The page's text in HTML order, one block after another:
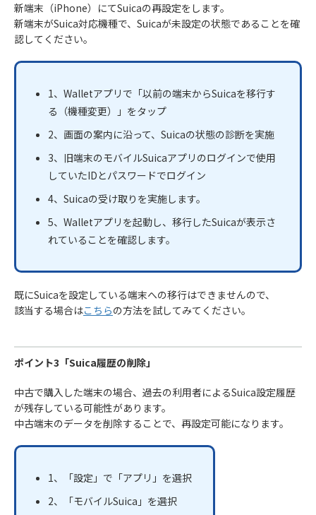
新端末（iPhone）にてSuicaの再設定をします。
新端末がSuica対応機種で、Suicaが未設定の状態であることを確
認してください。
1、Walletアプリで「以前の端末からSuicaを移行す
る（機種変更）」をタップ
2、画面の案内に沿って、Suicaの状態の診断を実施
3、旧端末のモバイルSuicaアプリのログインで使用
していたIDとパスワードでログイン
4、Suicaの受け取りを実施します。
5、Walletアプリを起動し、移行したSuicaが表示さ
れていることを確認します。
既にSuicaを設定している端末への移行はできませんので、
該当する場合はこちらの方法を試してみてください。
ポイント3「Suica履歴の削除」
中古で購入した端末の場合、過去の利用者によるSuica設定履歴
が残存している可能性があります。
中古端末のデータを削除することで、再設定可能になります。
1、「設定」で「アプリ」を選択
2、「モバイルSuica」を選択